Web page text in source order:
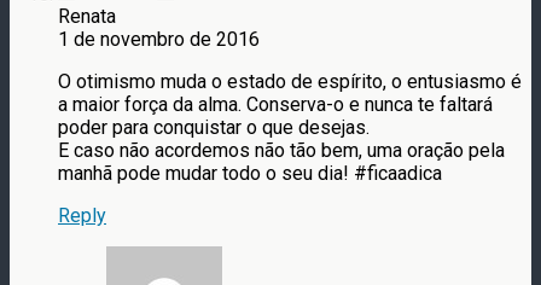
Renata
1 de novembro de 2016
O otimismo muda o estado de espírito, o entusiasmo é
a maior força da alma. Conserva-o e nunca te faltará
poder para conquistar o que desejas.
E caso não acordemos não tão bem, uma oração pela
manhã pode mudar todo o seu dia! #ficaadica
Reply